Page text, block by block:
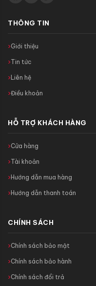
THÔNG TIN
Giới thiệu
Tin tức
Liên hệ
Điều khoản
HỖ TRỢ KHÁCH HÀNG
Cửa hàng
Tài khoản
Hướng dẫn mua hàng
Hướng dẫn thanh toán
CHÍNH SÁCH
Chính sách bảo mật
Chính sách bảo hành
Chính sách đổi trả